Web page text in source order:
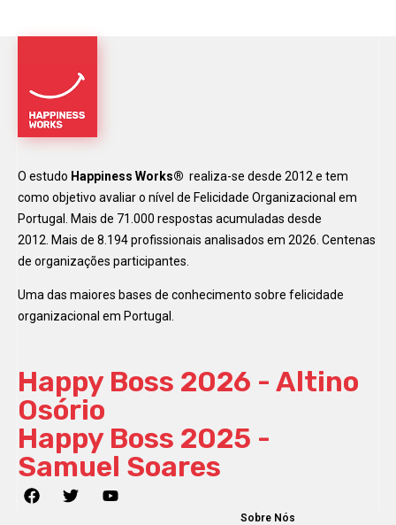
O estudo Happiness Works® realiza-se desde 2012 e tem
como objetivo avaliar o nível de Felicidade Organizacional em
Portugal. Mais de 71.000 respostas acumuladas desde
2012. Mais de 8.194 profissionais analisados em 2026. Centenas
de organizações participantes.
Uma das maiores bases de conhecimento sobre felicidade
organizacional em Portugal.
Happy Boss 2026 - Altino
Osório
Happy Boss 2025 -
Samuel Soares
Sobre Nós